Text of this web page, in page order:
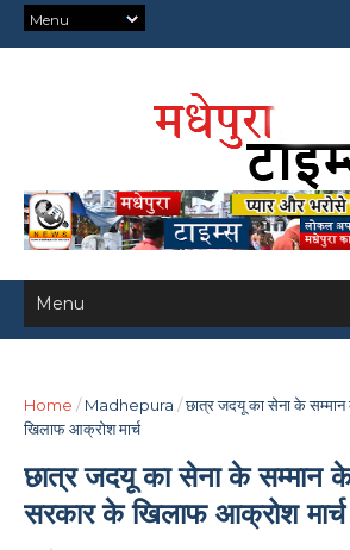
Home / Madhepura /छात्र जदयू का सेना के
खिलाफ आक्रोश मार्च
छात्र जदयू का सेना के सम्मान
सरकार के खिलाफ आक्रोश मार्च